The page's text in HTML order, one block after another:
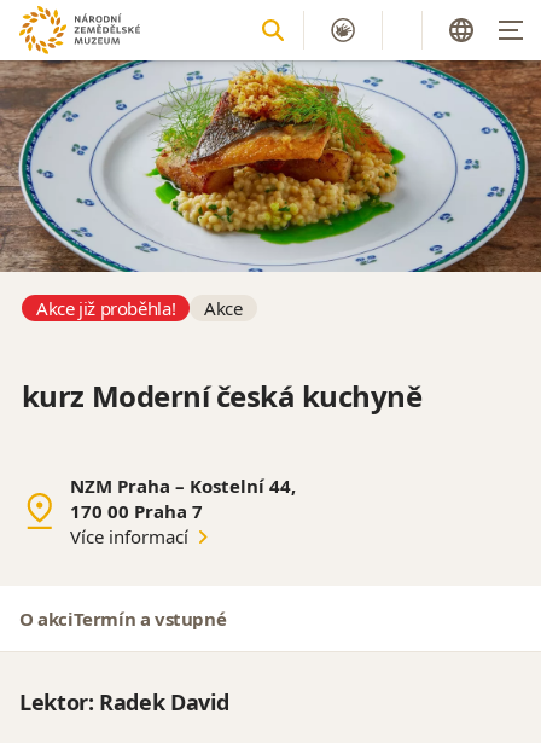
Akce již proběhla! Akce
kurz Moderní česká kuchyně
NZM Praha – Kostelní 44,
170 00 Praha 7
Více informací
O akciTermín a vstupné
Lektor: Radek David